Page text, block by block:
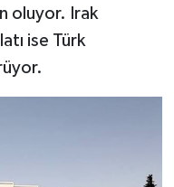
oluyor. Irak
ise Türk